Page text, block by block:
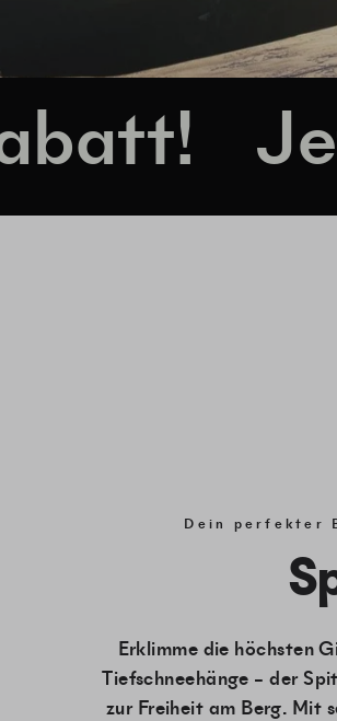
Dein perfekter
Erklimme die höchsten
Tiefschneehänge – der
zur Freiheit am Berg. Mit